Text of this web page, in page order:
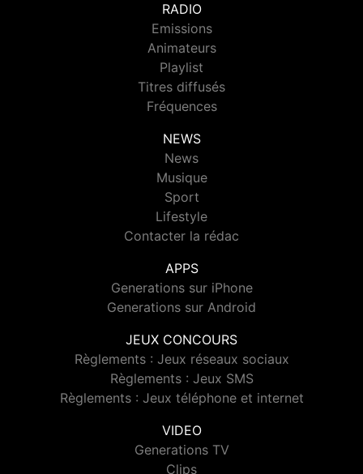
RADIO
Emissions
Animateurs
Playlist
Titres diffusés
Fréquences
NEWS
News
Musique
Sport
Lifestyle
Contacter la rédac
APPS
Generations sur iPhone
Generations sur Android
JEUX CONCOURS
Règlements : Jeux réseaux sociaux
Règlements : Jeux SMS
Règlements : Jeux téléphone et internet
VIDEO
Generations TV
Clips